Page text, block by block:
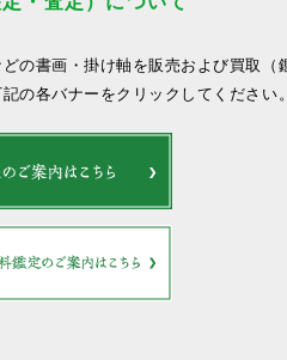
の書画・掛け軸を販売および買取（
の各バナーをクリックしてください。